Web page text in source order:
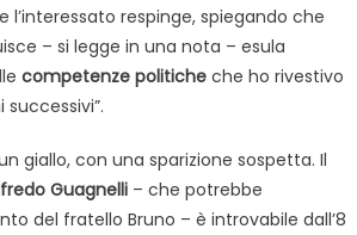
l’interessato respinge, spiegando che
– si legge in una nota – esula
competenze politicheche ho rivestivo
giallo, con una sparizione sospetta. Il
Guagnelli– che potrebbe
del fratello Bruno – è introvabile dall’8